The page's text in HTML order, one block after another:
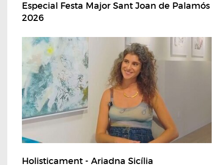
Especial Festa Major Sant Joan de Palamós
2026
Holisticament - Ariadna Sicília